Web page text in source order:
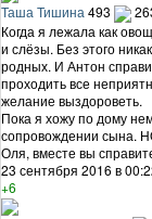
Таша Тишина 493
Когда я лежала как
и слёзы. Без этого
родных. И Антон
проходить все
желание выздороветь.
Пока я хожу по дому
сопровождении сына.
Оля, вместе вы
23 сентября 2016 в
+6